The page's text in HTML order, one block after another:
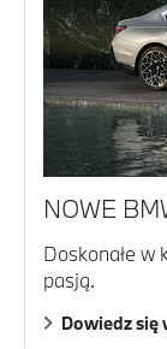
NOWE
Doskonałe
pasją.
Dowiedz się